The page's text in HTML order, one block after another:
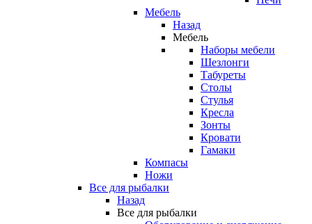
Мебель
Назад
Мебель
Наборы мебели
Шезлонги
Табуреты
Столы
Стулья
Кресла
Зонты
Кровати
Гамаки
Компасы
Ножи
Все для рыбалки
Назад
Все для рыбалки